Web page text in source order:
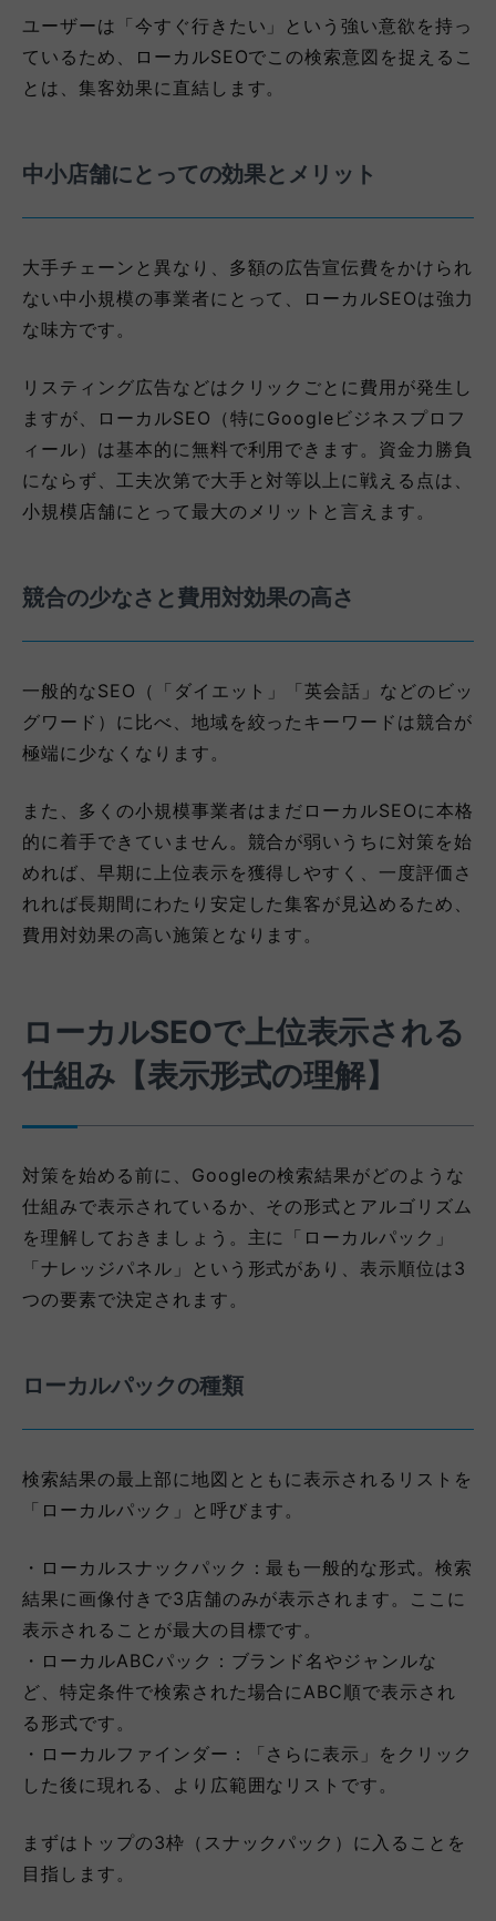
ユーザーは「今すぐ行きたい」という強い意欲を持っ
ているため、ローカルSEOでこの検索意図を捉えるこ
とは、集客効果に直結します。
中小店舗にとっての効果とメリット
大手チェーンと異なり、多額の広告宣伝費をかけられ
ない中小規模の事業者にとって、ローカルSEOは強力
な味方です。
リスティング広告などはクリックごとに費用が発生し
ますが、ローカルSEO（特にGoogleビジネスプロフ
ィール）は基本的に無料で利用できます。資金力勝負
にならず、工夫次第で大手と対等以上に戦える点は、
小規模店舗にとって最大のメリットと言えます。
競合の少なさと費用対効果の高さ
一般的なSEO（「ダイエット」「英会話」などのビッ
グワード）に比べ、地域を絞ったキーワードは競合が
極端に少なくなります。
また、多くの小規模事業者はまだローカルSEOに本格
的に着手できていません。競合が弱いうちに対策を始
めれば、早期に上位表示を獲得しやすく、一度評価さ
れれば長期間にわたり安定した集客が見込めるため、
費用対効果の高い施策となります。
ローカルSEOで上位表示される
仕組み【表示形式の理解】
対策を始める前に、Googleの検索結果がどのような
仕組みで表示されているか、その形式とアルゴリズム
を理解しておきましょう。主に「ローカルパック」
「ナレッジパネル」という形式があり、表示順位は3
つの要素で決定されます。
ローカルパックの種類
検索結果の最上部に地図とともに表示されるリストを
「ローカルパック」と呼びます。
・ローカルスナックパック：最も一般的な形式。検索
結果に画像付きで3店舗のみが表示されます。ここに
表示されることが最大の目標です。
・ローカルABCパック：ブランド名やジャンルな
ど、特定条件で検索された場合にABC順で表示され
る形式です。
・ローカルファインダー：「さらに表示」をクリック
した後に現れる、より広範囲なリストです。
まずはトップの3枠（スナックパック）に入ることを
目指します。